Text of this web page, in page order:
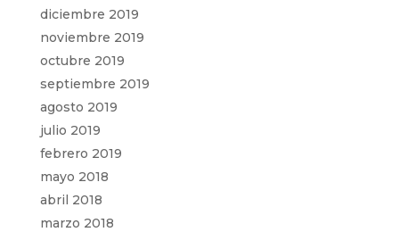
diciembre 2019
noviembre 2019
octubre 2019
septiembre 2019
agosto 2019
julio 2019
febrero 2019
mayo 2018
abril 2018
marzo 2018